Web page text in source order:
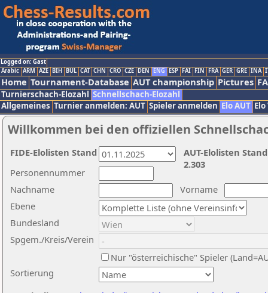
Logged on: Gast
Arabic ARM AZE BIH BUL CAT CHN CRO CZE DEN ENG ESP FAI FIN FRA GER GRE INA
Home Tournament-Database AUT championship Pictures
Turnierschach-Elozahl Schnellschach-Elozahl
Allgemeines Turnier anmelden: AUT Spieler anmelden Elo AUT
Willkommen bei den offiziellen
Nachname
Vorname
Ebene
Sortierung
Personennummer
Bundesland
Spgem./Kreis/Verein
Nur "österreichische" Spieler
AUT-Elolisten
2.303
FIDE-Elolisten Stand